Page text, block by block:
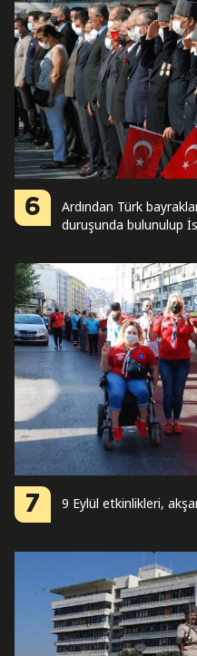
6
Ardından Türk
duruşunda bulunulup
7 9 Eylül etkinlikleri,